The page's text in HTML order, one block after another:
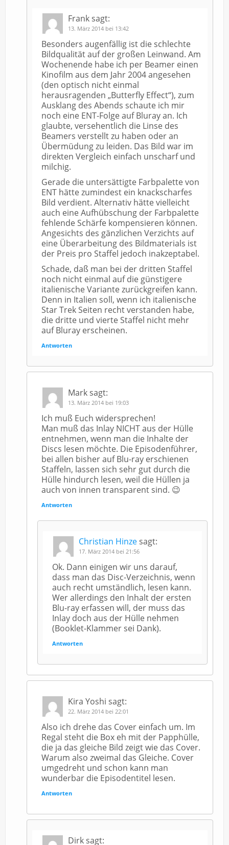
Frank sagt:
13. März 2014 bei 13:42
Besonders augenfällig ist die schlechte
Bildqualität auf der großen Leinwand. Am
Wochenende habe ich per Beamer einen
Kinofilm aus dem Jahr 2004 angesehen
(den optisch nicht einmal
herausragenden „Butterfly Effect“), zum
Ausklang des Abends schaute ich mir
noch eine ENT-Folge auf Bluray an. Ich
glaubte, versehentlich die Linse des
Beamers verstellt zu haben oder an
Übermüdung zu leiden. Das Bild war im
direkten Vergleich einfach unscharf und
milchig.
Gerade die untersättigte Farbpalette von
ENT hätte zumindest ein knackscharfes
Bild verdient. Alternativ hätte vielleicht
auch eine Aufhübschung der Farbpalette
fehlende Schärfe kompensieren können.
Angesichts des gänzlichen Verzichts auf
eine Überarbeitung des Bildmaterials ist
der Preis pro Staffel jedoch inakzeptabel.
Schade, daß man bei der dritten Staffel
noch nicht einmal auf die günstigere
italienische Variante zurückgreifen kann.
Denn in Italien soll, wenn ich italienische
Star Trek Seiten recht verstanden habe,
die dritte und vierte Staffel nicht mehr
auf Bluray erscheinen.
Antworten
Mark sagt:
13. März 2014 bei 19:03
Ich muß Euch widersprechen!
Man muß das Inlay NICHT aus der Hülle
entnehmen, wenn man die Inhalte der
Discs lesen möchte. Die Episodenführer,
bei allen bisher auf Blu-ray erschienen
Staffeln, lassen sich sehr gut durch die
Hülle hindurch lesen, weil die Hüllen ja
auch von innen transparent sind. 😉
Antworten
Christian Hinze sagt:
17. März 2014 bei 21:56
Ok. Dann einigen wir uns darauf,
dass man das Disc-Verzeichnis, wenn
auch recht umständlich, lesen kann.
Wer allerdings den Inhalt der ersten
Blu-ray erfassen will, der muss das
Inlay doch aus der Hülle nehmen
(Booklet-Klammer sei Dank).
Antworten
Kira Yoshi sagt:
22. März 2014 bei 22:01
Also ich drehe das Cover einfach um. Im
Regal steht die Box eh mit der Papphülle,
die ja das gleiche Bild zeigt wie das Cover.
Warum also zweimal das Gleiche. Cover
umgedreht und schon kann man
wunderbar die Episodentitel lesen.
Antworten
Dirk sagt: